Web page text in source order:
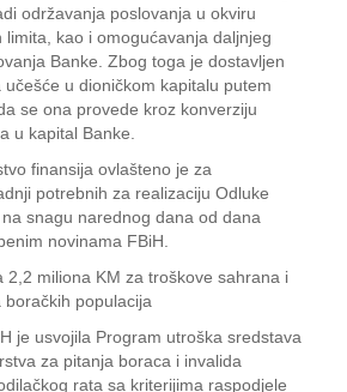
održavanja poslovanja u okviru
limita, kao i omogućavanja daljnjeg
Banke. Zbog toga je dostavljen
u dioničkom kapitalu putem
se ona provede kroz konverziju
u kapital Banke.
finansija ovlašteno je za
potrebnih za realizaciju Odluke
snagu narednog dana od dana
novinama FBiH.
2,2 miliona KM za troškove sahrana i
populacija
je usvojila Program utroška sredstava
za pitanja boraca i invalida
rata sa kriterijima raspodjele